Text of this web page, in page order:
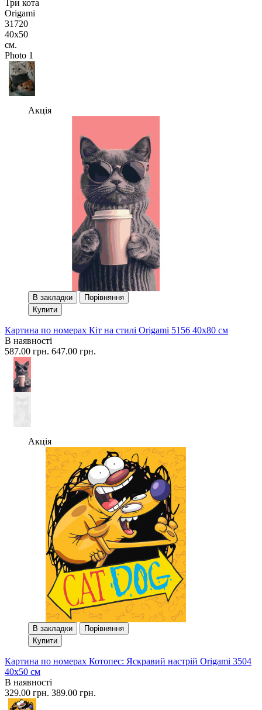
Акція
В закладки
Порівняння
Купити
Картина по номерах Кіт на стилі Origami 5156 40x80 см
В наявності
587.00 грн. 647.00 грн.
Акція
В закладки
Порівняння
Купити
Картина по номерах Котопес: Яскравий настрій Origami 3504
40x50 см
В наявності
329.00 грн. 389.00 грн.